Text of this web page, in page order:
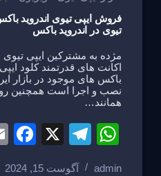
تیوی در اندروید باکس
اکانت های قدرتمند کلود
باکس های موجود در بازار
نصب و اجرا است همچنین
همانند…
W
T
X
F
admin آگوست 15, 2024